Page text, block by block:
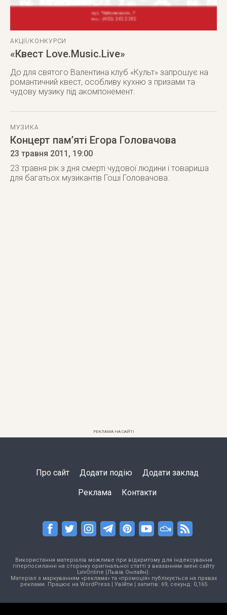
АКЦІЇ/КОНКУРСИ
«Квест Love.Music.Live»
До для святого Валентина клуб «Культ» запрошує на
романтичний квест, особливу кухню з призами та
чудову музику під акомпонемент.
МУЗИКА
Концерт пам’яті Егора Головачова
23 травня 2011 , 19:00
23 травня рік з дня смерті чудової людини і товариша
для багатьох музикантів Гоші Головачова.
РЕКЛАМА НА САЙТІ
Про сайт Додати подію Додати заклад
Реклама Контакти
Використання матеріалів можливе при відкритому для індексування
гіперпосиланні на сторінку оригінальної статті з вказанням імені сайту
LvivOnline (Львів Онлайн).
Матеріал з маркуванням «реклама» та «промоція» публікується на правах
реклами. Працює на WordPress| Увійти | запитів: 69, секунд: 0,165